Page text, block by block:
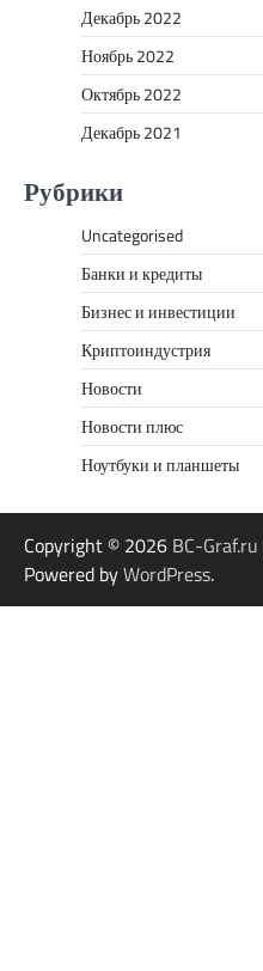
Декабрь 2022
Ноябрь 2022
Октябрь 2022
Декабрь 2021
Рубрики
Uncategorised
Банки и кредиты
Бизнес и инвестиции
Криптоиндустрия
Новости
Новости плюс
Ноутбуки и планшеты
Copyright © 2026 BC-Graf.ru
Powered byWordPress.